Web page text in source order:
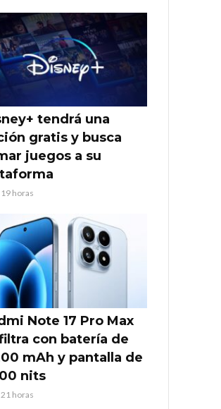
tendrá una
gratis y busca
juegos a su
horas
Note 17 Pro Max
con batería de
mAh y pantalla de
nits
horas